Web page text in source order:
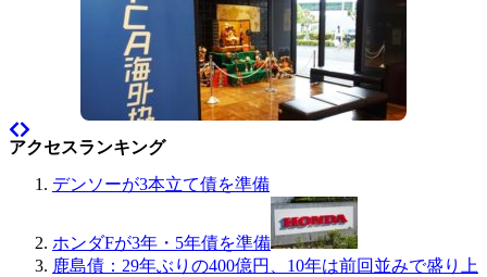
アクセスランキング
デンソーが3本立て債を準備
ホンダFが3年・5年債を準備
鹿島債：29年ぶりの400億円、10年は前回並みで盛り上